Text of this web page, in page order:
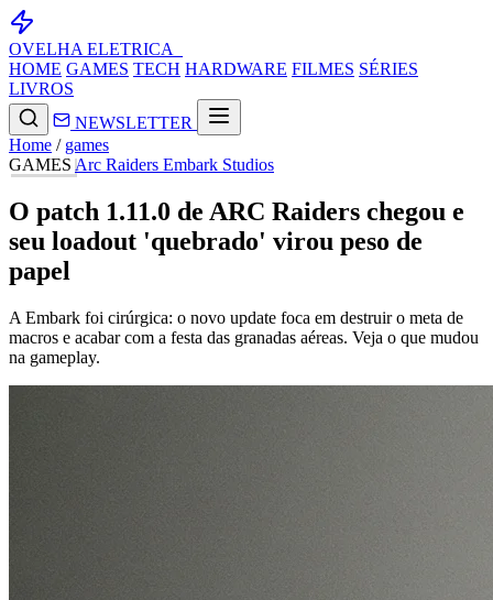
OVELHA ELETRICA_
HOME GAMES TECH HARDWARE FILMES SÉRIES
LIVROS
NEWSLETTER
Home / games
GAMES Arc Raiders Embark Studios
O patch 1.11.0 de ARC Raiders chegou e
seu loadout 'quebrado' virou peso de
papel
A Embark foi cirúrgica: o novo update foca em destruir o meta de
macros e acabar com a festa das granadas aéreas. Veja o que mudou
na gameplay.